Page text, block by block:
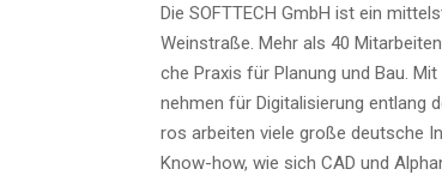
Die SOFTTECH GmbH ist ein
Wein­stra­ße. Mehr als 40
che Pra­xis für Pla­nung und Bau.
neh­men für Digi­ta­li­sie­rung ent­lang
ros arbei­ten vie­le gro­ße deut­sche
Know-how, wie sich CAD und